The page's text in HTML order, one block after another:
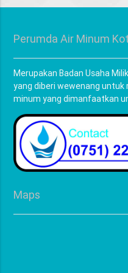
Perumda Air Minum
Merupakan Badan Usaha
yang diberi wewenang
minum yang dimanfaatkan
Maps